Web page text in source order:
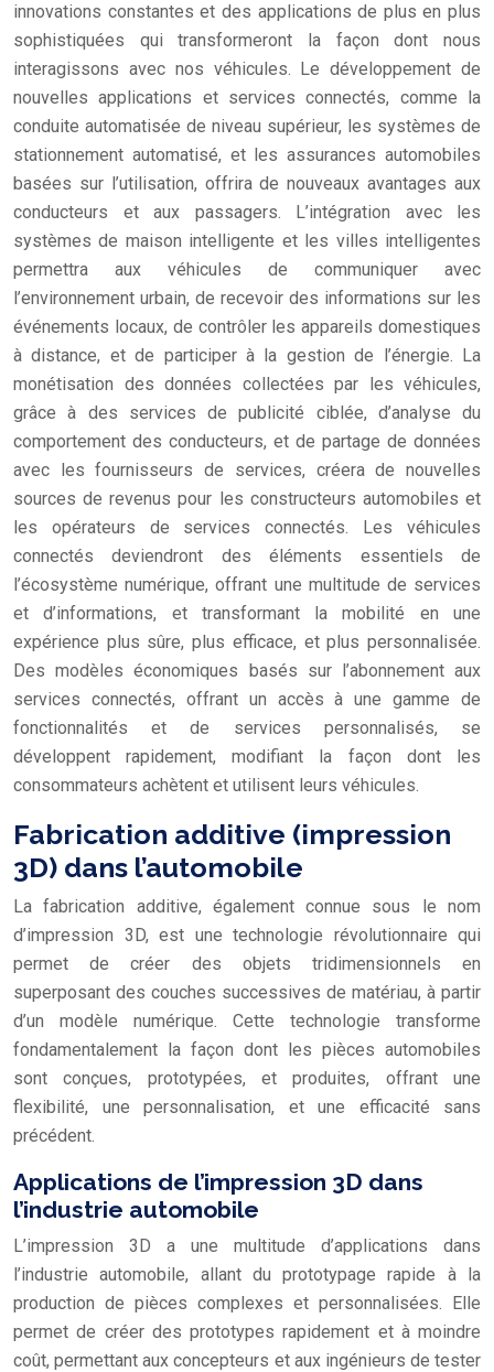
innovations constantes et des applications de plus en plus
sophistiquées qui transformeront la façon dont nous
interagissons avec nos véhicules. Le développement de
nouvelles applications et services connectés, comme la
conduite automatisée de niveau supérieur, les systèmes de
stationnement automatisé, et les assurances automobiles
basées sur l’utilisation, offrira de nouveaux avantages aux
conducteurs et aux passagers. L’intégration avec les
systèmes de maison intelligente et les villes intelligentes
permettra aux véhicules de communiquer avec
l’environnement urbain, de recevoir des informations sur les
événements locaux, de contrôler les appareils domestiques
à distance, et de participer à la gestion de l’énergie. La
monétisation des données collectées par les véhicules,
grâce à des services de publicité ciblée, d’analyse du
comportement des conducteurs, et de partage de données
avec les fournisseurs de services, créera de nouvelles
sources de revenus pour les constructeurs automobiles et
les opérateurs de services connectés. Les véhicules
connectés deviendront des éléments essentiels de
l’écosystème numérique, offrant une multitude de services
et d’informations, et transformant la mobilité en une
expérience plus sûre, plus efficace, et plus personnalisée.
Des modèles économiques basés sur l’abonnement aux
services connectés, offrant un accès à une gamme de
fonctionnalités et de services personnalisés, se
développent rapidement, modifiant la façon dont les
consommateurs achètent et utilisent leurs véhicules.
Fabrication additive (impression
3D) dans l’automobile
La fabrication additive, également connue sous le nom
d’impression 3D, est une technologie révolutionnaire qui
permet de créer des objets tridimensionnels en
superposant des couches successives de matériau, à partir
d’un modèle numérique. Cette technologie transforme
fondamentalement la façon dont les pièces automobiles
sont conçues, prototypées, et produites, offrant une
flexibilité, une personnalisation, et une efficacité sans
précédent.
Applications de l’impression 3D dans
l’industrie automobile
L’impression 3D a une multitude d’applications dans
l’industrie automobile, allant du prototypage rapide à la
production de pièces complexes et personnalisées. Elle
permet de créer des prototypes rapidement et à moindre
coût, permettant aux concepteurs et aux ingénieurs de tester